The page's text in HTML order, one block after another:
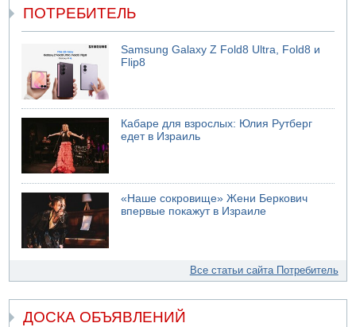
ПОТРЕБИТЕЛЬ
Samsung Galaxy Z Fold8 Ultra, Fold8 и
Flip8
Кабаре для взрослых: Юлия Рутберг
едет в Израиль
«Наше сокровище» Жени Беркович
впервые покажут в Израиле
Все статьи сайта Потребитель
ДОСКА ОБЪЯВЛЕНИЙ